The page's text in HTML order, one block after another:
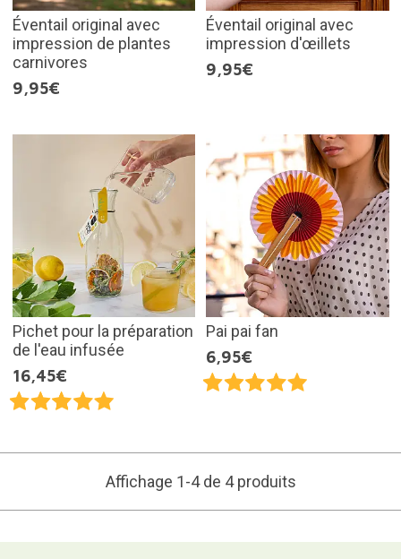
Éventail original avec
impression de plantes
carnivores
9,95€
Éventail original avec
impression d'œillets
9,95€
Pichet pour la préparation
de l'eau infusée
16,45€
Pai pai fan
6,95€
Affichage 1-4 de 4 produits